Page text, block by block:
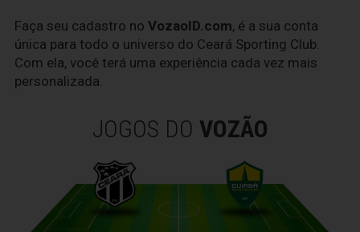
Faça seu cadastro no VozaoID.com, é a sua conta
única para todo o universo do Ceará Sporting Club.
Com ela, você terá uma experiência cada vez mais
personalizada.
JOGOS DO VOZÃO